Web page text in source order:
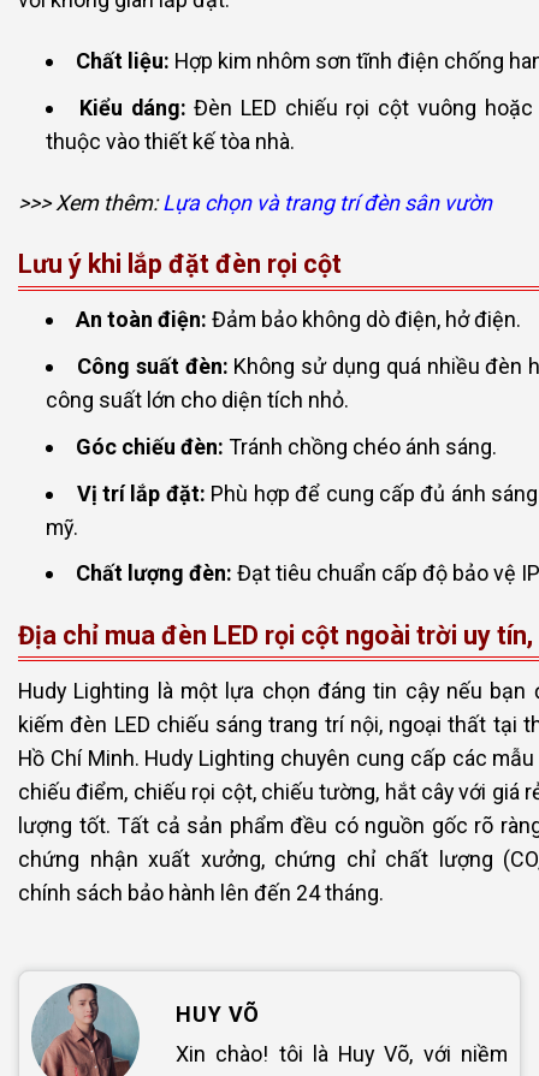
Chất liệu: Hợp kim nhôm sơn tĩnh điện chống
Kiểu dáng: Đèn LED chiếu rọi cột vuông hoặc
thuộc vào thiết kế tòa nhà.
>>> Xem thêm:Lựa chọn và trang trí đèn sân vườn
Lưu ý khi lắp đặt đèn rọi cột
An toàn điện: Đảm bảo không dò điện, hở điện.
Công suất đèn: Không sử dụng quá nhiều đèn
công suất lớn cho diện tích nhỏ.
Góc chiếu đèn: Tránh chồng chéo ánh sáng.
Vị trí lắp đặt: Phù hợp để cung cấp đủ ánh
mỹ.
Chất lượng đèn: Đạt tiêu chuẩn cấp độ bảo vệ
Địa chỉ mua đèn LED rọi cột ngoài trời uy tín,
Hudy Lighting là một lựa chọn đáng tin cậy nếu bạn
kiếm đèn LED chiếu sáng trang trí nội, ngoại thất tại
Hồ Chí Minh. Hudy Lighting chuyên cung cấp các mẫu
chiếu điểm, chiếu rọi cột, chiếu tường, hắt cây với giá
lượng tốt. Tất cả sản phẩm đều có nguồn gốc rõ
chứng nhận xuất xưởng, chứng chỉ chất lượng
chính sách bảo hành lên đến 24 tháng.
HUY VÕ
Xin chào! tôi là Huy Võ, với niềm